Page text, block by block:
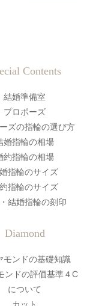
Contents
結婚準備室
プロポーズ
ズの指輪の選び方
婚指輪の相場
約指輪の相場
指輪のサイズ
指輪のサイズ
結婚指輪の刻印
Diamond
モンドの基礎知識
ンドの評価基準４C
について